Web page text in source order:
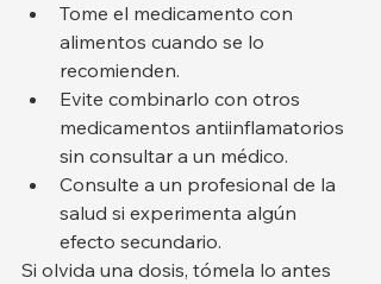
Tome el medicamento con
alimentos cuando se lo
recomienden.
Evite combinarlo con otros
medicamentos antiinflamatorios
sin consultar a un médico.
Consulte a un profesional de la
salud si experimenta algún
efecto secundario.
Si olvida una dosis, tómela lo antes